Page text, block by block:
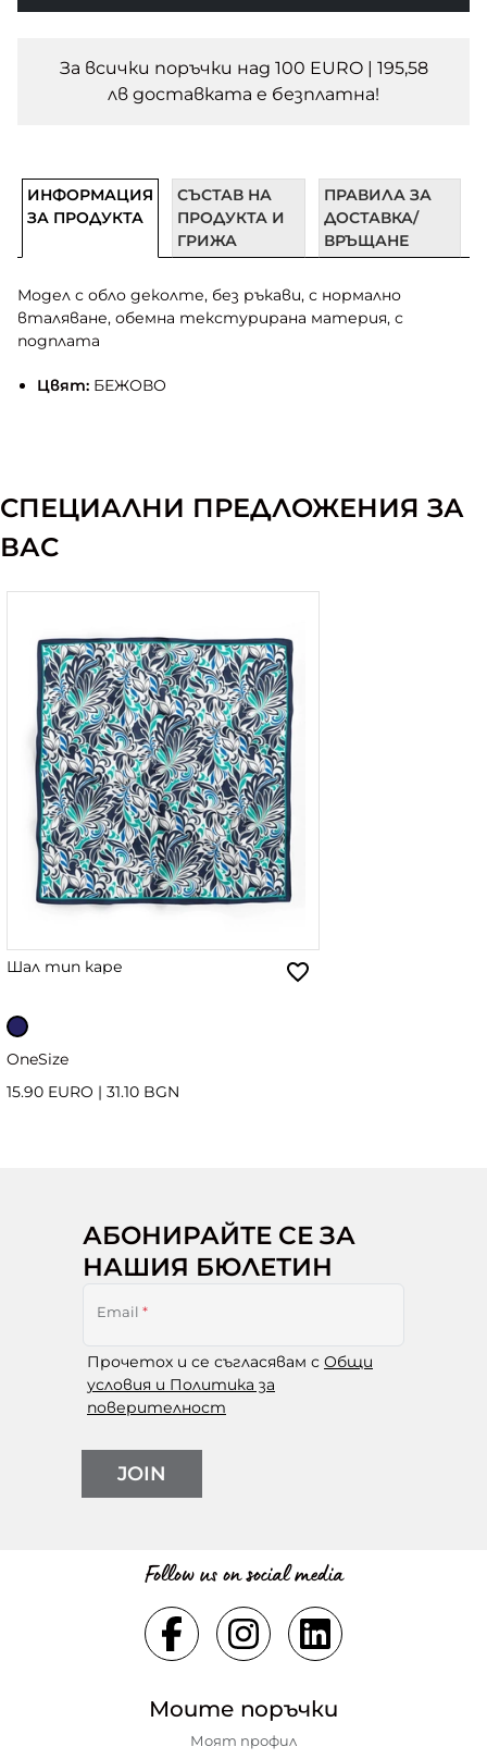
За всички поръчки над 100 EURO | 195,58
лв доставката e безплатна!
ИНФОРМАЦИЯ
ЗА ПРОДУКТА
СЪСТАВ НА
ПРОДУКТА И
ГРИЖА
ПРАВИЛА ЗА
ДОСТАВКА/
ВРЪЩАНЕ
Модел с обло деколте, без ръкави, с нормално
вталяване, обемна текстурирана материя, с
подплата
Цвят:БЕЖОВО
СПЕЦИАЛНИ ПРЕДЛОЖЕНИЯ ЗА
ВАС
Шал тип каре
OneSize
15.90 EURO | 31.10 BGN
АБОНИРАЙТЕ СЕ ЗА
НАШИЯ БЮЛЕТИН
Email *
Прочетох и се съгласявам с Общи
условия и Политика за
поверителност
JOIN
Follow us on social media
Моите поръчки
Моят профил